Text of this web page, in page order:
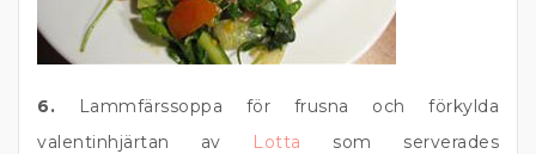
6. Lammfärssoppa för frusna och förkylda
valentinhjärtan av Lotta som serverades